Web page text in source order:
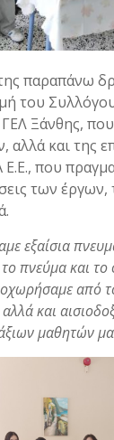
παραπάνω
του
ΓΕΛ Ξάνθης,
αλλά και της
που
των έργων,
εξαίσια
πνεύμα και
από
και
μαθητών